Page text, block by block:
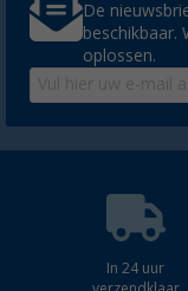
De
beschikbaar.
oplossen.
In 24 uur